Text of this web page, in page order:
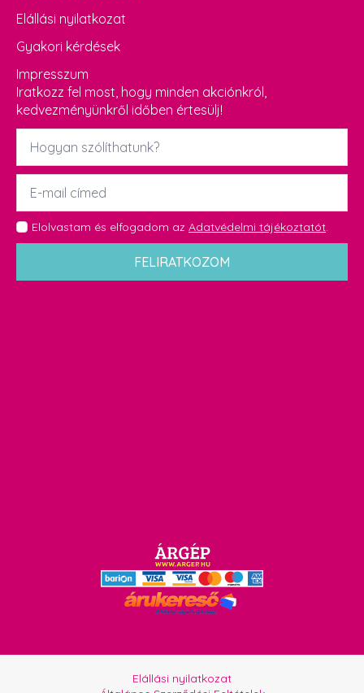
Elállási nyilatkozat
Gyakori kérdések
Impresszum
Iratkozz fel most, hogy minden akciónkról,
kedvezményünkről időben értesülj!
Név
Email
GDPR
*
Elolvastam és elfogadom az Adatvédelmi tájékoztatót.
FELIRATKOZOM
Elállási nyilatkozat